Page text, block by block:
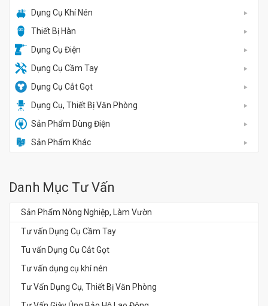
Dụng Cụ Khí Nén
Thiết Bị Hàn
Dụng Cụ Điện
Dụng Cụ Cầm Tay
Dụng Cụ Cắt Gọt
Dụng Cụ, Thiết Bị Văn Phòng
Sản Phẩm Dùng Điện
Sản Phẩm Khác
Danh Mục Tư Vấn
Sản Phẩm Nông Nghiệp, Làm Vườn
Tư vấn Dụng Cụ Cầm Tay
Tu vấn Dụng Cụ Cắt Gọt
Tư vấn dụng cụ khí nén
Tư Vấn Dụng Cụ, Thiết Bị Văn Phòng